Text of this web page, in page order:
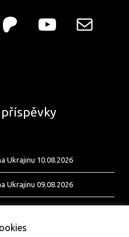
Ukrajinu 10.08.2026
Ukrajinu 09.08.2026